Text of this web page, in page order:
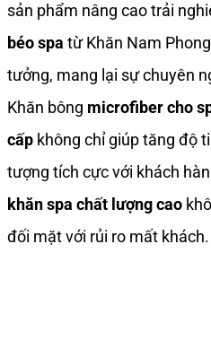
sản phẩm nâng cao trải
béo spa từ Khăn Nam
tưởng, mang lại sự chuyên
Khăn bông microfiber cho
cấp không chỉ giúp tăng độ
tượng tích cực với khách
khăn spa chất lượng cao
đối mặt với rủi ro mất khách.